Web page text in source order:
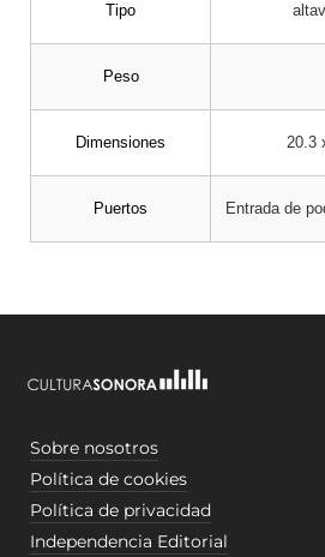
Tipo
Peso
Dimensiones 20.3
Puertos Entrada de
Sobre nosotros
Política de cookies
Política de privacidad
Independencia Editorial